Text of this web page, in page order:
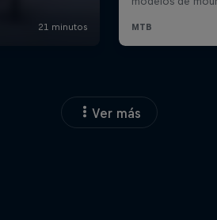
Ver más